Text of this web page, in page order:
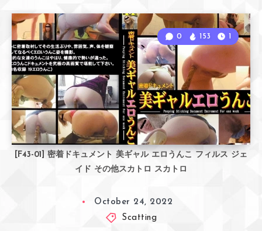
[F43-01] 密着ドキュメント 美ギャル エロうんこ フィルス ジェ
イド その他スカトロ スカトロ
0 153 1
October 24, 2022
Scatting